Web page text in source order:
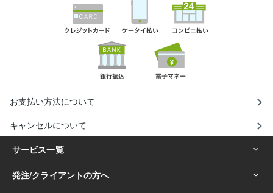
お支払い方法について
キャンセルについて